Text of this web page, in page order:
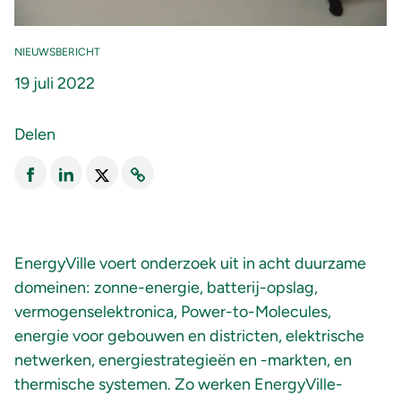
NIEUWSBERICHT
19 juli 2022
Delen
EnergyVille voert onderzoek uit in acht duurzame
domeinen: zonne-energie, batterij-opslag,
vermogenselektronica, Power-to-Molecules,
energie voor gebouwen en districten, elektrische
netwerken, energiestrategieën en -markten, en
thermische systemen. Zo werken EnergyVille-